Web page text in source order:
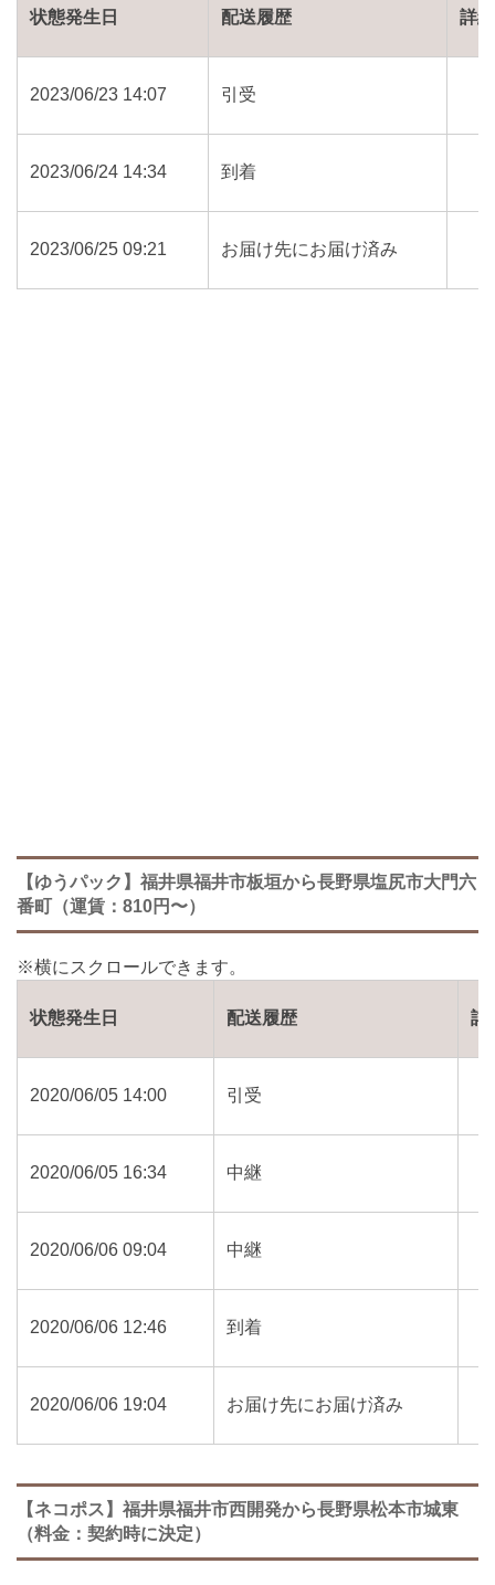
状態発生日 配送履歴 詳細
2023/06/23 14:07 引受
2023/06/24 14:34 到着
2023/06/25 09:21 お届け先にお届け済み
【ゆうパック】福井県福井市板垣から長野県塩尻市大門六
番町（運賃：810円〜）
状態発生日 配送履歴 詳
2020/06/05 14:00 引受
2020/06/05 16:34 中継
2020/06/06 09:04 中継
2020/06/06 12:46 到着
2020/06/06 19:04 お届け先にお届け済み
【ネコポス】福井県福井市西開発から長野県松本市城東
（料金：契約時に決定）